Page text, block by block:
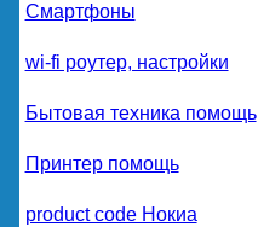
Смартфоны
wi-fi роутер, настройки
Бытовая техника помощь
Принтер помощь
product code Нокиа